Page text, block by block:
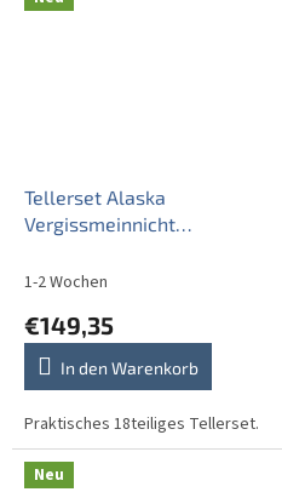
Tellerset Alaska
Vergissmeinnicht
1-2 Wochen
€149,35
In den Warenkorb
Praktisches 18teiliges Tellerset.
Neu